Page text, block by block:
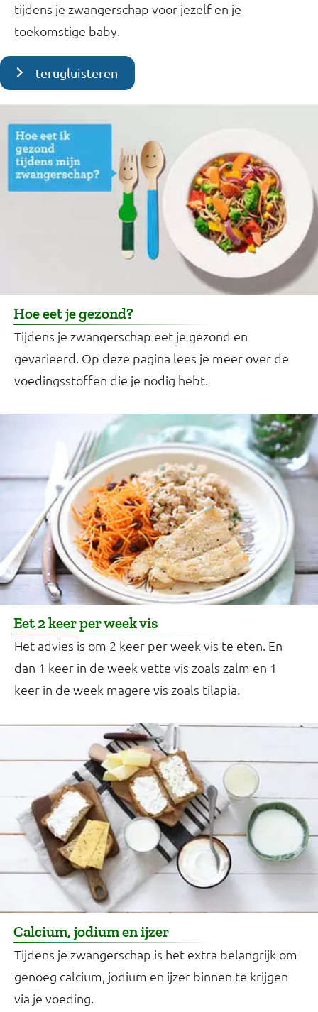
tijdens je zwangerschap voor jezelf en je
toekomstige baby.
terugluisteren
Hoe eet je gezond?
Tijdens je zwangerschap eet je gezond en
gevarieerd. Op deze pagina lees je meer over de
voedingsstoffen die je nodig hebt.
Eet 2 keer per week vis
Het advies is om 2 keer per week vis te eten. En
dan 1 keer in de week vette vis zoals zalm en 1
keer in de week magere vis zoals tilapia.
Calcium, jodium en ijzer
Tijdens je zwangerschap is het extra belangrijk om
genoeg calcium, jodium en ijzer binnen te krijgen
via je voeding.